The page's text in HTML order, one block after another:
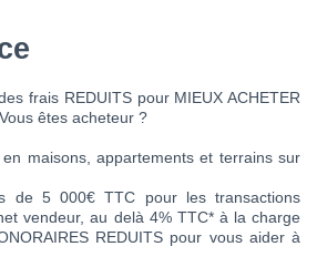
frais REDUITS pour MIEUX ACHETER
êtes acheteur ?
maisons, appartements et terrains sur
de 5 000€ TTC pour les transactions
vendeur, au delà 4% TTC* à la charge
REDUITS pour vous aider à